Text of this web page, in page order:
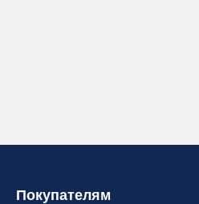
Покупателям